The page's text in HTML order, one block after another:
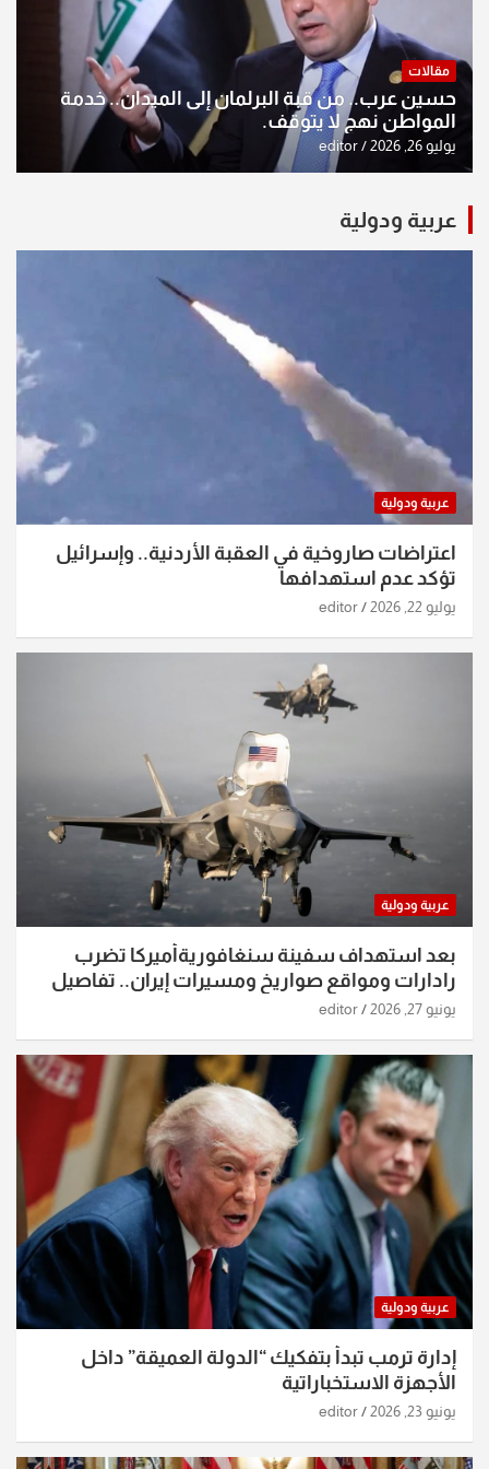
مقالات
حسين عرب.. من قبة البرلمان إلى الميدان.. خدمة
المواطن نهج لا يتوقف.
يوليو 26, 2026 editor
عربية ودولية
عربية ودولية
اعتراضات صاروخية في العقبة الأردنية.. وإسرائيل
تؤكد عدم استهدافها
يوليو 22, 2026 editor
عربية ودولية
بعد استهداف سفينة سنغافوريةأميركا تضرب
رادارات ومواقع صواريخ ومسيرات إيران.. تفاصيل
الساعات الماضية
يونيو 27, 2026 editor
عربية ودولية
إدارة ترمب تبدأ بتفكيك “الدولة العميقة” داخل
الأجهزة الاستخباراتية
يونيو 23, 2026 editor